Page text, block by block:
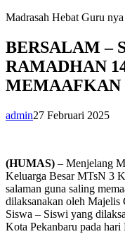
Madrasah Hebat Guru
BERSALAM –
RAMADHAN
MEMAAFKAN
admin27 Februari 2025
(HUMAS) – Menjelang
Keluarga Besar MTsN 3
salaman guna saling
dilaksanakan oleh Majelis
Siswa – Siswi yang
Kota Pekanbaru pada